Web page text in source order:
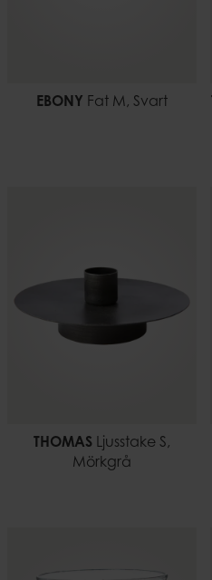
EBONY Fat M, Svart
THOMASLjusstake S,
Mörkgrå